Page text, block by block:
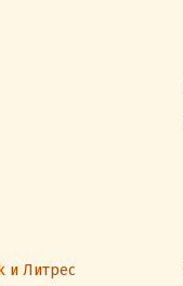
и Литрес